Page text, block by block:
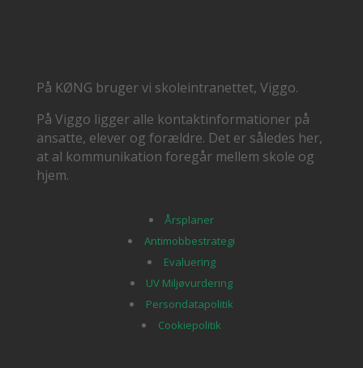
På KØNG bruger vi skoleintranettet, Viggo.
På Viggo ligger alle kontaktinformationer på
ansatte, elever og forældre. Det er således her,
at al kommunikation foregår mellem skole og
hjem.
Årsplaner
Antimobbestrategi
Evaluering
UV Miljøvurdering
Persondatapolitik
Cookiepolitik